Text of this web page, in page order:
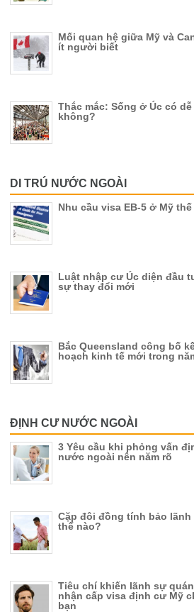
Mối quan hệ giữa Mỹ và
ít người biết
Thắc mắc: Sống ở Úc có dễ
không?
DI TRÚ NƯỚC NGOÀI
Nhu cầu visa EB-5 ở Mỹ
Luật nhập cư Úc diện đầu
sự thay đổi mới
Bắc Queensland công bố
hoạch kinh tế mới trong
ĐỊNH CƯ NƯỚC NGOÀI
3 Yêu cầu khi phỏng vấn
nước ngoài nên năm rõ
Cặp đôi đồng tính bảo lãnh
thế nào?
Tiêu chí khiến lãnh sự
nhận cấp visa định cư Mỹ
bạn